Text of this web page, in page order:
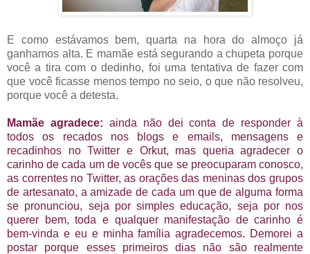
E como estávamos bem, quarta na hora do almoço já
ganhamos alta. E mamãe está segurando a chupeta porque
você a tira com o dedinho, foi uma tentativa de fazer com
que você ficasse menos tempo no seio, o que não resolveu,
porque você a detesta.
Mamãe agradece: ainda não dei conta de responder à
todos os recados nos blogs e emails, mensagens e
recadinhos no Twitter e Orkut, mas queria agradecer o
carinho de cada um de vocês que se preocuparam conosco,
as correntes no Twitter, as orações das meninas dos grupos
de artesanato, a amizade de cada um que de alguma forma
se pronunciou, seja por simples educação, seja por nos
querer bem, toda e qualquer manifestação de carinho é
bem-vinda e eu e minha família agradecemos. Demorei a
postar porque esses primeiros dias não são realmente